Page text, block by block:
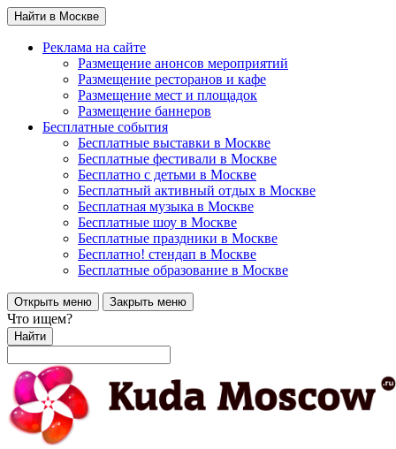
Найти в Москве
Реклама на сайте
Размещение анонсов мероприятий
Размещение ресторанов и кафе
Размещение мест и площадок
Размещение баннеров
Бесплатные события
Бесплатные выставки в Москве
Бесплатные фестивали в Москве
Бесплатно с детьми в Москве
Бесплатный активный отдых в Москве
Бесплатная музыка в Москве
Бесплатные шоу в Москве
Бесплатные праздники в Москве
Бесплатно! стендап в Москве
Бесплатные образование в Москве
Открыть меню Закрыть меню
Что ищем?
Найти